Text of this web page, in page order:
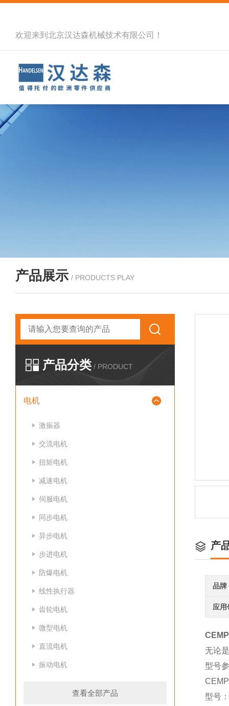
欢迎来到北京汉达森机械技术有限公司！
产品展示 / PRODUCTS PLAY
产品分类 / PRODUCT
电机
激振器
交流电机
扭矩电机
减速电机
伺服电机
同步电机
异步电机
步进电机
防爆电机
线性执行器
齿轮电机
微型电机
直流电机
振动电机
查看全部产品
产
品牌
应用
无论
型号
型号：